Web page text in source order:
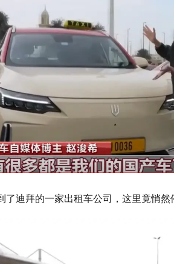
迪拜的一家出租车公司，这里竟悄然